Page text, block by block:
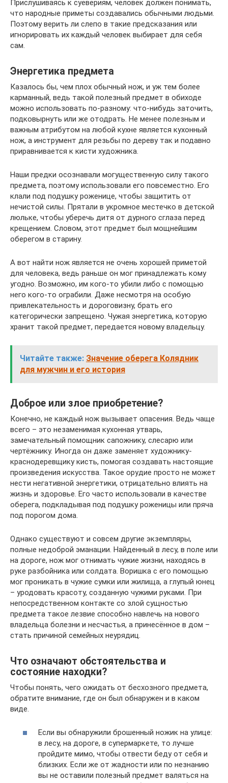
Прислушиваясь к суевериям, человек должен понимать,
что народные приметы создавались обычными людьми.
Поэтому верить ли слепо в такие предсказания или
игнорировать их каждый человек выбирает для себя
сам.
Энергетика предмета
Казалось бы, чем плох обычный нож, и уж тем более
карманный, ведь такой полезный предмет в обиходе
можно использовать по-разному: что-нибудь заточить,
подковырнуть или же отодрать. Не менее полезным и
важным атрибутом на любой кухне является кухонный
нож, а инструмент для резьбы по дереву так и подавно
приравнивается к кисти художника.
Наши предки осознавали могущественную силу такого
предмета, поэтому использовали его повсеместно. Его
клали под подушку роженице, чтобы защитить от
нечистой силы. Прятали в укромное местечко в детской
люльке, чтобы уберечь дитя от дурного сглаза перед
крещением. Словом, этот предмет был мощнейшим
оберегом в старину.
А вот найти нож является не очень хорошей приметой
для человека, ведь раньше он мог принадлежать кому
угодно. Возможно, им кого-то убили либо с помощью
него кого-то ограбили. Даже несмотря на особую
привлекательность и дороговизну, брать его
категорически запрещено. Чужая энергетика, которую
хранит такой предмет, передается новому владельцу.
Читайте также: Значение оберега Колядник
для мужчин и его история
Доброе или злое приобретение?
Конечно, не каждый нож вызывает опасения. Ведь чаще
всего – это незаменимая кухонная утварь,
замечательный помощник сапожнику, слесарю или
чертёжнику. Иногда он даже заменяет художнику-
краснодеревщику кисть, помогая создавать настоящие
произведения искусства. Такое орудие просто не может
нести негативной энергетики, отрицательно влиять на
жизнь и здоровье. Его часто использовали в качестве
оберега, подкладывая под подушку роженицы или пряча
под порогом дома.
Однако существуют и совсем другие экземпляры,
полные недоброй эманации. Найденный в лесу, в поле или
на дороге, нож мог отнимать чужие жизни, находясь в
руке разбойника или солдата. Воришка с его помощью
мог проникать в чужие сумки или жилища, а глупый юнец
– уродовать красоту, созданную чужими руками. При
непосредственном контакте со злой сущностью
предмета такое лезвие способно навлечь на нового
владельца болезни и несчастья, а принесённое в дом –
стать причиной семейных неурядиц.
Что означают обстоятельства и
состояние находки?
Чтобы понять, чего ожидать от бесхозного предмета,
обратите внимание, где он был обнаружен и в каком
виде.
Если вы обнаружили брошенный ножик на улице:
в лесу, на дороге, в супермаркете, то лучше
пройдите мимо, чтобы отвести беду от себя и
близких. Если же от жадности или по незнанию
вы не оставили полезный предмет валяться на